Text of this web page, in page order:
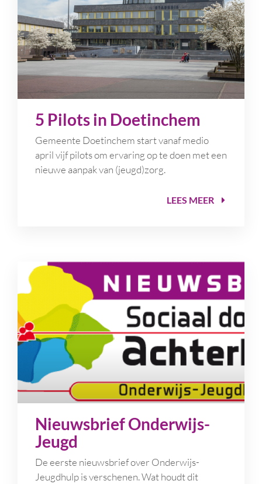
5 Pilots in Doetinchem
Gemeente Doetinchem start vanaf medio
april vijf pilots om ervaring op te doen met een
nieuwe aanpak van (jeugd)zorg.
LEES MEER
Nieuwsbrief Onderwijs-
Jeugd
De eerste nieuwsbrief over Onderwijs-
Jeugdhulp is verschenen. Wat houdt dit